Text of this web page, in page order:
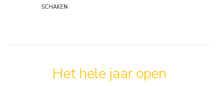
schaken
Het hele jaar open